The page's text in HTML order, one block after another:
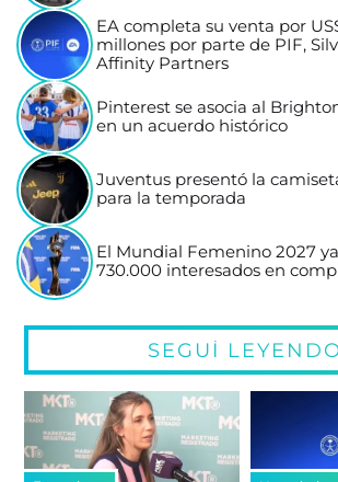
EA completa su venta por
millones por parte de PIF,
Affinity Partners
Pinterest se asocia al
en un acuerdo histórico
Juventus presentó la
para la temporada
El Mundial Femenino 2027
730.000 interesados en
SEGUÍ